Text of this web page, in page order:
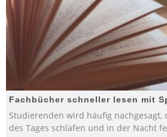
Fachbücher schneller lesen mit
Studierenden wird häufig nachgesagt,
des Tages schlafen und in der Nacht